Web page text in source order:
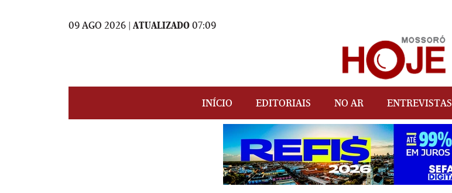
09 AGO 2026 | ATUALIZADO 07:09
INÍCIO EDITORIAIS NO AR ENTREVISTAS